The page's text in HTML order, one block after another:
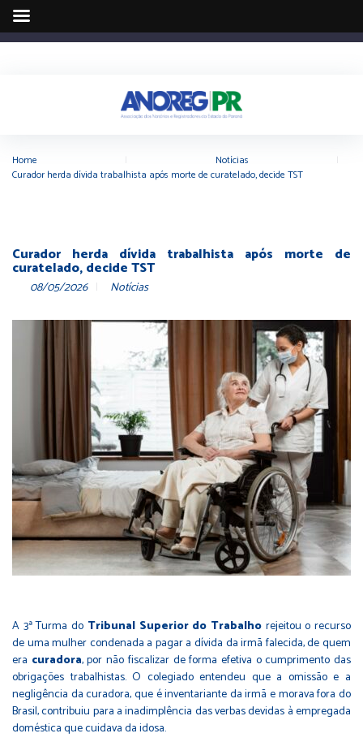
Home Notícias
Curador herda dívida trabalhista após morte de curatelado, decide TST
Curador herda dívida trabalhista após morte de
curatelado, decide TST
08/05/2026 Notícias
A 3ª Turma do Tribunal Superior do Trabalhorejeitou o recurso
de uma mulher condenada a pagar a dívida da irmã falecida, de quem
era curadora, por não fiscalizar de forma efetiva o cumprimento das
obrigações trabalhistas. O colegiado entendeu que a omissão e a
negligência da curadora, que é inventariante da irmã e morava fora do
Brasil, contribuiu para a inadimplência das verbas devidas à empregada
doméstica que cuidava da idosa.